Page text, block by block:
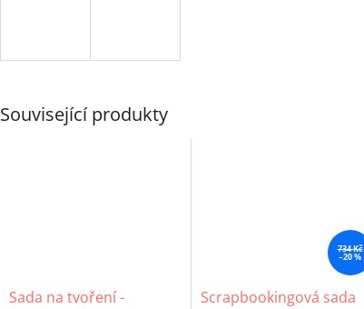
Související produkty
Sada na tvoření -
734 Kč
–20 %
Scrapbookingová sada